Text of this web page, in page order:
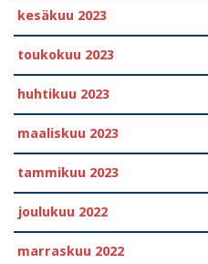
kesäkuu 2023
toukokuu 2023
huhtikuu 2023
maaliskuu 2023
tammikuu 2023
joulukuu 2022
marraskuu 2022